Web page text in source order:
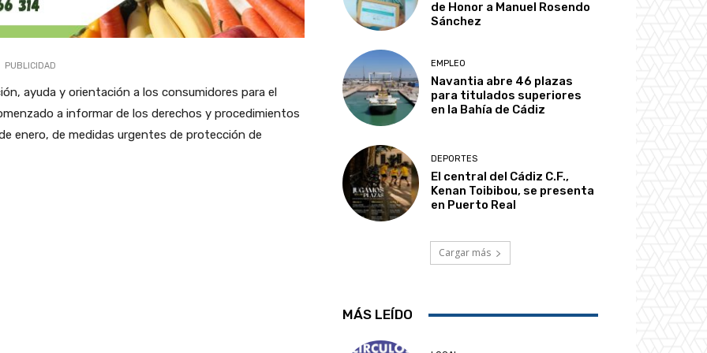
PUBLICIDAD
ayuda y orientación a los consumidores para el
a informar de los derechos y procedimientos
enero, de medidas urgentes de protección de
de Honor a Manuel Rosendo
Sánchez
EMPLEO
Navantia abre 46 plazas
para titulados superiores
en la Bahía de Cádiz
DEPORTES
El central del Cádiz C.F.,
Kenan Toibibou, se presenta
en Puerto Real
Cargar más
MÁS LEÍDO